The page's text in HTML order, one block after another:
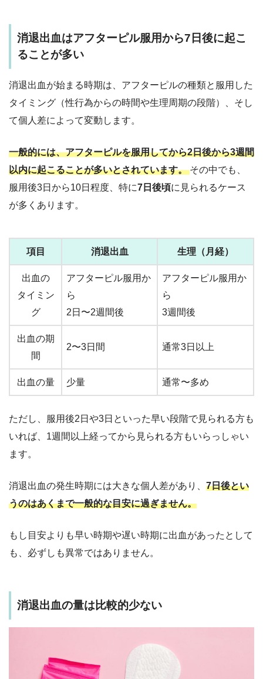
消退出血はアフターピル服用から7日後に起こ
ることが多い
消退出血が始まる時期は、アフターピルの種類と服用した
タイミング（性行為からの時間や生理周期の段階）、そし
て個人差によって変動します。
一般的には、アフターピルを服用してから2日後から3週間
以内に起こることが多いとされています。その中でも、
服用後3日から10日程度、特に7日後頃に見られるケース
が多くあります。
項目 消退出血 生理（月経）
出血の
タイミン
グ
アフターピル服用か
ら
2日〜2週間後
アフターピル服用か
ら
3週間後
出血の期
間
2〜3日間 通常3日以上
出血の量 少量 通常〜多め
ただし、服用後2日や3日といった早い段階で見られる方も
いれば、1週間以上経ってから見られる方もいらっしゃい
ます。
消退出血の発生時期には大きな個人差があり、 7日後とい
うのはあくまで一般的な目安に過ぎません。
もし目安よりも早い時期や遅い時期に出血があったとして
も、必ずしも異常ではありません。
消退出血の量は比較的少ない